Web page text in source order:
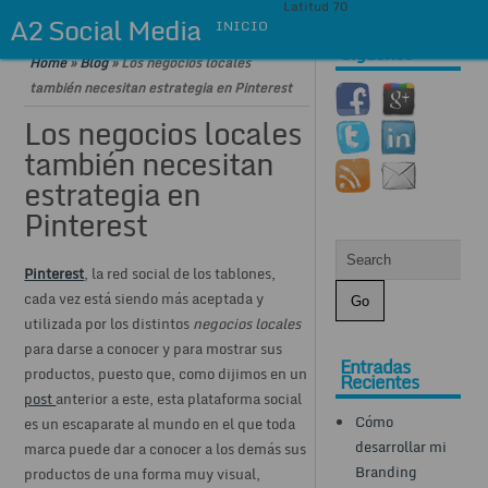
A2 Social Media INICIO
Latitud 70
Home»Blog»Los negocios locales
también necesitan estrategia en Pinterest
Los negocios locales
también necesitan
estrategia en
Pinterest
Pinterest, la red social de los tablones,
cada vez está siendo más aceptada y
utilizada por los distintosnegocios locales
para darse a conocer y para mostrar sus
productos, puesto que, como dijimos en un
postanterior a este, esta plataforma social
es un escaparate al mundo en el que toda
marca puede dar a conocer a los demás sus
productos de una forma muy visual,
Síguenos
Entradas
Recientes
Cómo
desarrollar mi
Branding